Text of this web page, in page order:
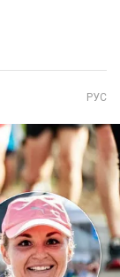
РУС